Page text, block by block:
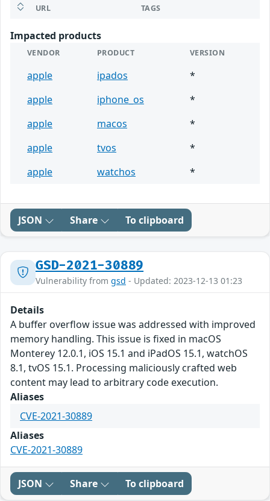
URL TAGS
Impacted products
VENDOR PRODUCT VERSION
apple ipados
*
apple
iphone_os
*
apple
macos
*
apple
tvos
*
apple
watchos *
JSON Share To clipboard
GSD-2021-30889
Vulnerability from gsd - Updated: 2023-12-13 01:23
Details
A buffer overflow issue was addressed with improved
memory handling. This issue is fixed in macOS
Monterey 12.0.1, iOS 15.1 and iPadOS 15.1, watchOS
8.1, tvOS 15.1. Processing maliciously crafted web
content may lead to arbitrary code execution.
Aliases
CVE-2021-30889
Aliases
CVE-2021-30889
JSON Share To clipboard